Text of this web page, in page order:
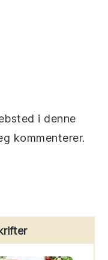
i denne
kommenterer.